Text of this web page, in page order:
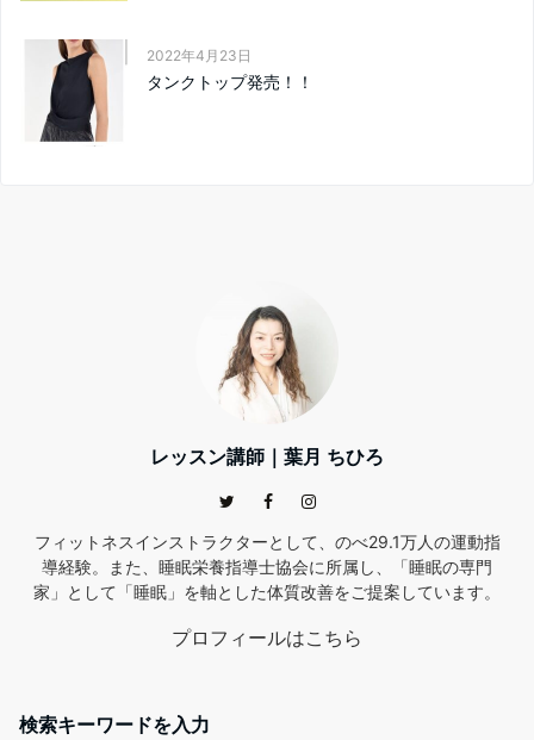
2022年4月23日
タンクトップ発売！！
レッスン講師｜葉月 ちひろ
フィットネスインストラクターとして、のべ29.1万人の運動指
導経験。また、睡眠栄養指導士協会に所属し、「睡眠の専門
家」として「睡眠」を軸とした体質改善をご提案しています。
プロフィールはこちら
検索キーワードを入力